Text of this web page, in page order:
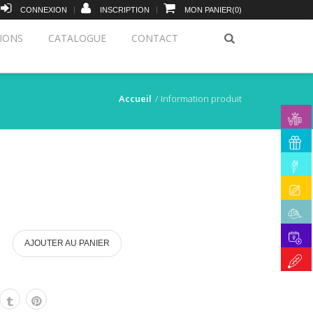
CONNEXION | INSCRIPTION | MON PANIER(0)
CATALOGUE CONTACT
Accueil Information produit
AJOUTER AU PANIER